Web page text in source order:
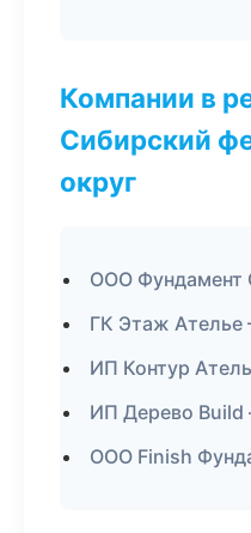
Компании в
Сибирский
округ
ООО
ГК Этаж
ИП Контур
ИП Дерево
ООО Finish